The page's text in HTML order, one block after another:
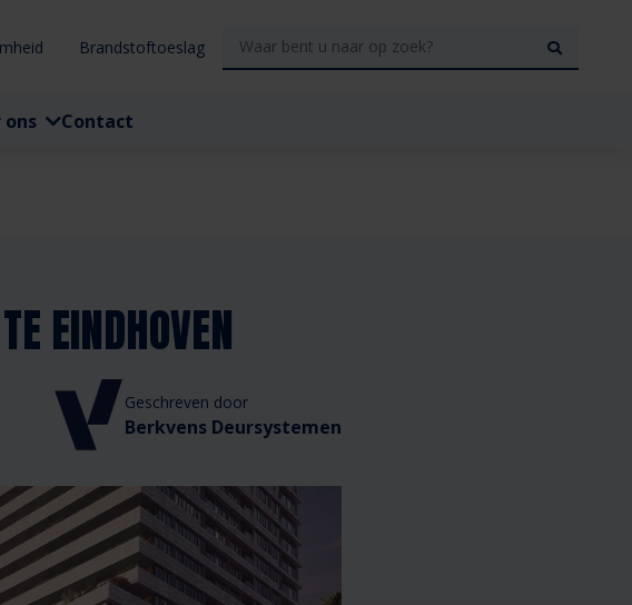
Brandstoftoeslag
ons Contact
EINDHOVEN
Geschreven door
Berkvens Deursystemen